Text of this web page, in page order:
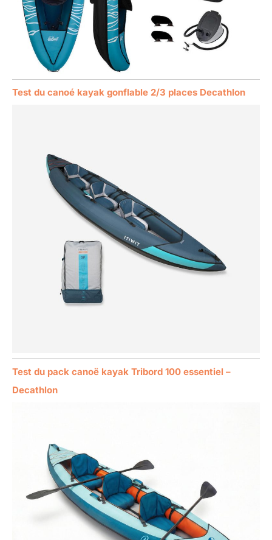
Test du canoé kayak gonflable 2/3 places Decathlon
Test du pack canoë kayak Tribord 100 essentiel –
Decathlon